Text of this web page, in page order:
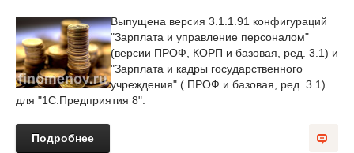
Выпущена версия 3.1.1.91 конфигураций
"Зарплата и управление персоналом"
(версии ПРОФ, КОРП и базовая, ред. 3.1) и
"Зарплата и кадры государственного
учреждения" ( ПРОФ и базовая, ред. 3.1)
для "1С:Предприятия 8".
Подробнее